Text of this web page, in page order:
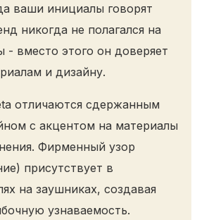
ваши инициалы говорят
никогда не полагался на
- вместо этого он доверяет
и дизайну.
отличаются сдержанным
с акцентом на материалы
Фирменный узор
присутствует в
на заушниках, создавая
узнаваемость.